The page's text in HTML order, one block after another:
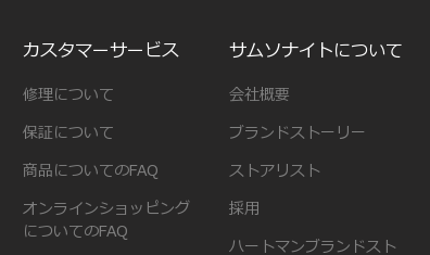
カスタマーサービス
修理について
保証について
商品についてのFAQ
オンラインショッピング
についてのFAQ
サムソナイトについて
会社概要
ブランドストーリー
ストアリスト
採用
ハートマンブランドスト